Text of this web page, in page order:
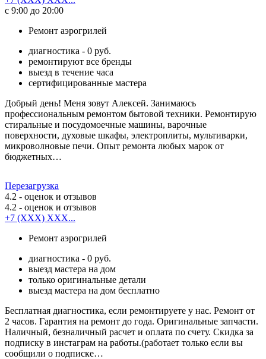
с 9:00 до 20:00
Ремонт аэрогрилей
диагностика - 0 руб.
ремонтируют все бренды
выезд в течение часа
сертифицированные мастера
Добрый день! Меня зовут Алексей. Занимаюсь
профессиональным ремонтом бытовой техники. Ремонтирую
стиральные и посудомоечные машины, варочные
поверхности, духовые шкафы, электроплиты, мультиварки,
микроволновые печи. Опыт ремонта любых марок от
бюджетных…
Перезагрузка
4.2 - оценок и отзывов
4.2 - оценок и отзывов
+7 (XXX) XXX...
Ремонт аэрогрилей
диагностика - 0 руб.
выезд мастера на дом
только оригинальные детали
выезд мастера на дом бесплатно
Бесплатная диагностика, если ремонтируете у нас. Ремонт от
2 часов. Гарантия на ремонт до года. Оригинальные запчасти.
Наличный, безналичный расчет и оплата по счету. Скидка за
подписку в инстаграм на работы.(работает только если вы
сообщили о подписке…